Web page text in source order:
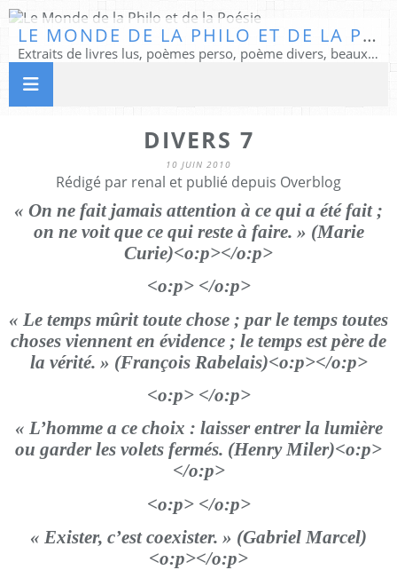
LE MONDE DE LA PHILO ET DE LA POÉSIE
Extraits de livres lus, poèmes perso, poème divers, beaux textes...
DIVERS 7
10 JUIN 2010
Rédigé par renal et publié depuis Overblog
« On ne fait jamais attention à ce qui a été fait ;
on ne voit que ce qui reste à faire. » (Marie
Curie)<o:p></o:p>
<o:p> </o:p>
« Le temps mûrit toute chose ; par le temps toutes
choses viennent en évidence ; le temps est père de
la vérité. » (François Rabelais)<o:p></o:p>
<o:p> </o:p>
« L’homme a ce choix : laisser entrer la lumière
ou garder les volets fermés. (Henry Miler)<o:p>
</o:p>
<o:p> </o:p>
« Exister, c’est coexister. » (Gabriel Marcel)
<o:p></o:p>